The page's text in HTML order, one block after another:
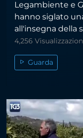
Legambiente e
hanno siglato
all'insegna della
4,256
Guarda